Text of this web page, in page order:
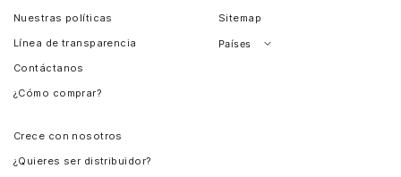
Nuestras políticas
Línea de transparencia
Contáctanos
¿Cómo comprar?
Sitemap
Países
Crece con nosotros
¿Quieres ser distribuidor?